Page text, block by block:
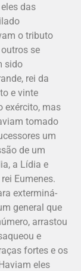
das
o tributo
se
sido
rei da
e vinte
exército, mas
tomado
um
de um
a Lídia e
Eumenes.
exterminá-
general que
arrastou
e
fortes e os
eles